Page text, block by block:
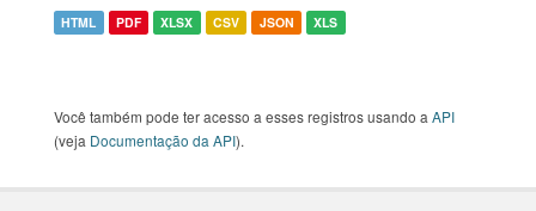
HTML PDF XLSX CSV JSON XLS
Você também pode ter acesso a esses registros usando a API
(veja Documentação da API).